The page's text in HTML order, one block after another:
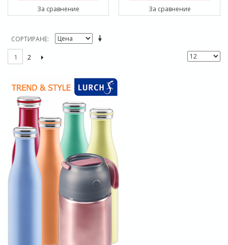
За сравнение За сравнение
СОРТИРАНЕ
1 2